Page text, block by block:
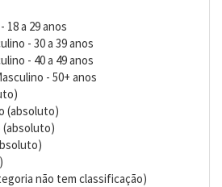
18 a 29 anos
- 30 a 39 anos
- 40 a 49 anos
- 50+ anos
(absoluto)
(absoluto)
não tem classificação)